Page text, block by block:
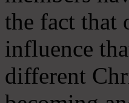
the fact that
influence
different